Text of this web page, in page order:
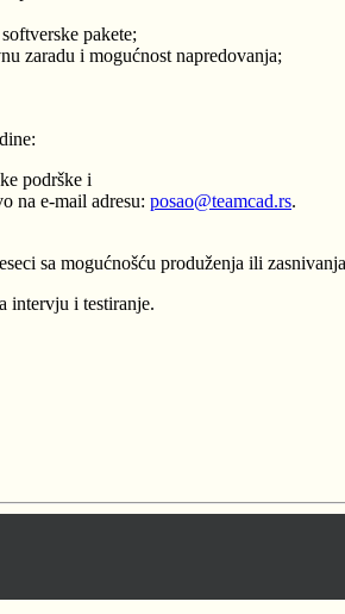
pakete;
zaradu i mogućnost napredovanja;
podrške i
na e-mail adresu: posao@teamcad.rs.
sa mogućnošću produženja ili
intervju i testiranje.